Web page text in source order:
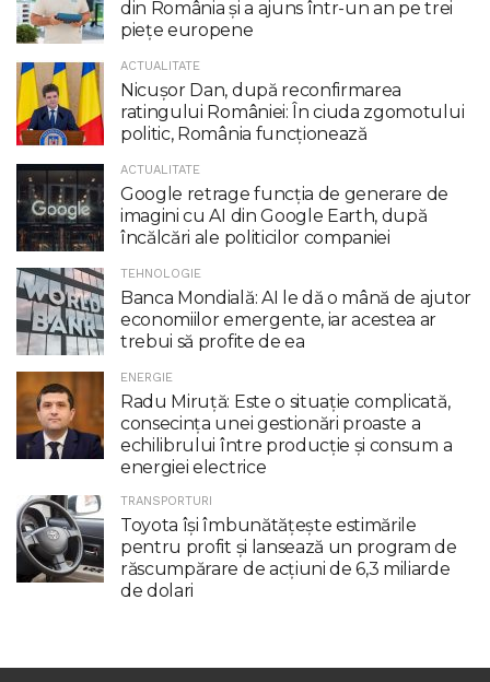
din România și a ajuns într-un an pe trei
piețe europene
ACTUALITATE
Nicuşor Dan, după reconfirmarea
ratingului României: În ciuda zgomotului
politic, România funcţionează
ACTUALITATE
Google retrage funcţia de generare de
imagini cu AI din Google Earth, după
încălcări ale politicilor companiei
TEHNOLOGIE
Banca Mondială: AI le dă o mână de ajutor
economiilor emergente, iar acestea ar
trebui să profite de ea
ENERGIE
Radu Miruţă: Este o situaţie complicată,
consecinţa unei gestionări proaste a
echilibrului între producţie şi consum a
energiei electrice
TRANSPORTURI
Toyota îşi îmbunătăţeşte estimările
pentru profit şi lansează un program de
răscumpărare de acţiuni de 6,3 miliarde
de dolari